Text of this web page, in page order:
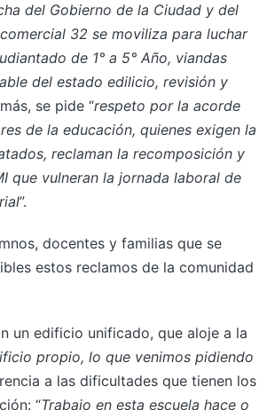
del Gobierno de la Ciudad y del
32 se moviliza para luchar
de 1° a 5° Año, viandas
del estado edilicio, revisión y
se pide “respeto por la acorde
de la educación, quienes exigen la
reclaman la recomposición y
que vulneran la jornada laboral de
”.
docentes y familias que se
estos reclamos de la comunidad
un edificio unificado, que aloje a la
propio, lo que venimos pidiendo
a las dificultades que tienen los
“Trabajo en esta escuela hace o